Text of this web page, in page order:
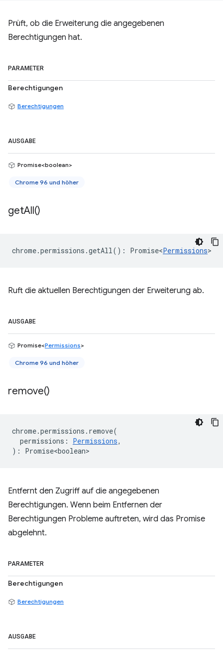
Prüft, ob die Erweiterung die angegebenen
Berechtigungen hat.
PARAMETER
Berechtigungen
Berechtigungen
AUSGABE
Promise<boolean>
Chrome 96 und höher
getAll()
chrome.permissions .getAll () : Promise<Permissions>
Ruft die aktuellen Berechtigungen der Erweiterung ab.
AUSGABE
Promise<Permissions>
Chrome 96 und höher
remove()
chrome.permissions . remove(
permissions : Permissions,
) : Promise<boolean>
Entfernt den Zugriff auf die angegebenen
Berechtigungen. Wenn beim Entfernen der
Berechtigungen Probleme auftreten, wird das Promise
abgelehnt.
PARAMETER
Berechtigungen
Berechtigungen
AUSGABE